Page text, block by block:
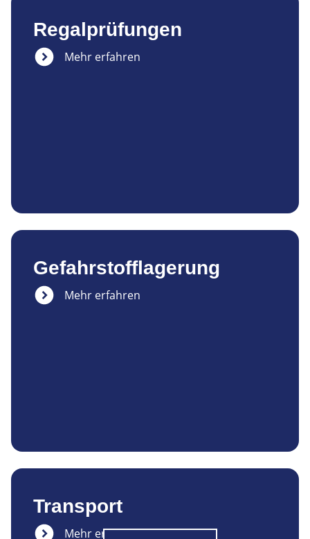
Regalprüfungen
Mehr erfahren
Gefahrstofflagerung
Mehr erfahren
Transport
Mehr erfahren